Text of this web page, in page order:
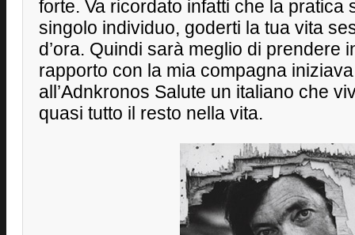
forte. Va ricordato infatti che la pratica
singolo individuo, goderti la tua vita
d’ora. Quindi sarà meglio di prendere
rapporto con la mia compagna
all’Adnkronos Salute un italiano che
quasi tutto il resto nella vita.